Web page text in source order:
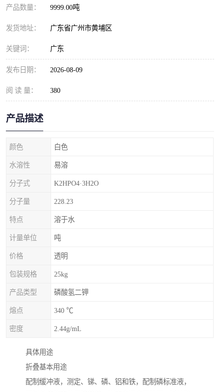
产品数量： 9999.00吨
发货地址： 广东省广州市黄埔区
关键词： 广东
发布日期： 2026-08-09
阅 读 量： 380
产品描述
颜色 白色
水溶性 易溶
分子式 K2HPO4·3H2O
分子量 228.23
特点 溶于水
计量单位 吨
价格 透明
包装规格 25kg
产品类型 磷酸氢二钾
熔点 340 ℃
密度 2.44g/mL
具体用途
折叠基本用途
配制缓冲液，测定、锑、磷、铝和铁，配制磷标准液，